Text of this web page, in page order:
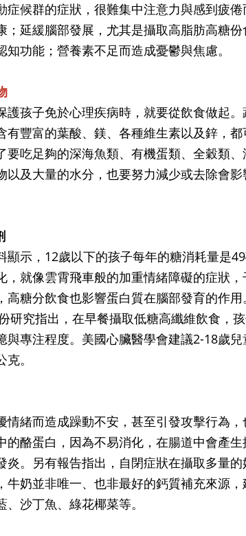
症候群的症狀，很難集中注意力與感到疲
；延緩腦部發展，尤其是攝取高脂肪高糖
功能；營養素不足而造成憂鬱與焦慮。
孩子免於心理疾病時，就要從飲食做起。
有豐富的葉酸、鎂、各種維生素以及鋅，
吃足夠的深海魚類、有機蛋類、全穀類、
以及大量的水分，也要努力減少或去除會
顯示，12歲以下的孩子每年的糖消耗量是
，就像雲霄飛車般的加重情緒障礙的症狀
高糖分飲食也影響蛋白質在腦部發育的作
研究指出，在早餐攝取低糖高纖維飲食，
與專注程度。美國心臟醫學會建議2-18歲
。
情緒而造成躁動不安，甚至引發攻擊行為
的酪蛋白，因為不易消化，在腸道中會產生
炎。另有報告指出，自閉症狀在攝取多量
牛奶並非唯一、也非最好的鈣質補充來源
沙丁魚、綠花椰菜等。